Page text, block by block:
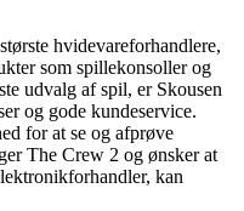
hvidevareforhandlere,
som spillekonsoller og
udvalg af spil, er Skousen
og gode kundeservice.
for at se og afprøve
The Crew 2 og ønsker at
kan